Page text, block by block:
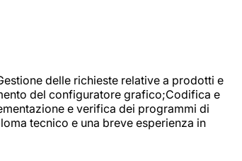
delle richieste relative a prodotti e
del configuratore grafico;Codifica e
e verifica dei programmi di
tecnico e una breve esperienza in